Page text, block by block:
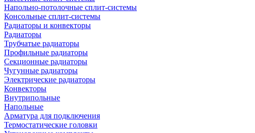
Напольно-потолочные сплит-системы
Консольные сплит-системы
Радиаторы и конвекторы
Радиаторы
Трубчатые радиаторы
Профильные радиаторы
Секционные радиаторы
Чугунные радиаторы
Электрические радиаторы
Конвекторы
Внутрипольные
Напольные
Арматура для подключения
Термостатические головки